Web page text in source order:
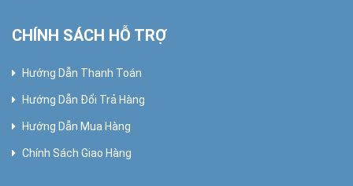
CHÍNH SÁCH HỖ TRỢ
Hướng Dẫn Thanh Toán
Hướng Dẫn Đổi Trả Hàng
Hướng Dẫn Mua Hàng
Chính Sách Giao Hàng